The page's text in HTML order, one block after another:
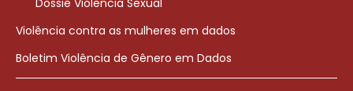
Dossiê Violência Sexual
Violência contra as mulheres em dados
Boletim Violência de Gênero em Dados